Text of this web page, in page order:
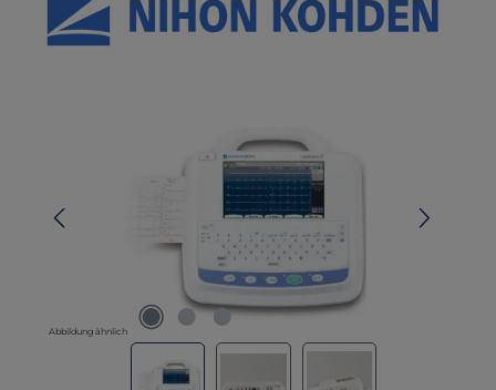
Abbildung ähnlich